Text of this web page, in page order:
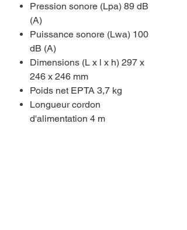
Pression sonore (Lpa) 89 dB
(A)
Puissance sonore (Lwa) 100
dB (A)
Dimensions (L x l x h) 297 x
246 x 246 mm
Poids net EPTA 3,7 kg
Longueur cordon
d'alimentation 4 m